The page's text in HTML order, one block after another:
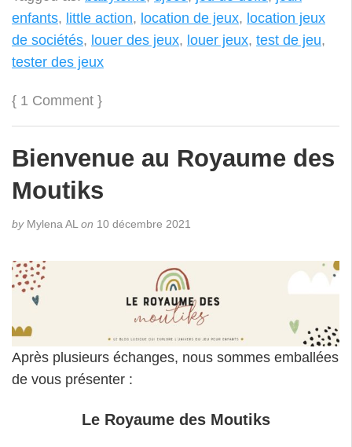
enfants, little action, location de jeux, location jeux
de sociétés, louer des jeux, louer jeux, test de jeu,
tester des jeux
{ 1 Comment }
Bienvenue au Royaume des
Moutiks
byMylena AL on 10 décembre 2021
Après plusieurs échanges, nous sommes emballées
de vous présenter :
Le Royaume des Moutiks